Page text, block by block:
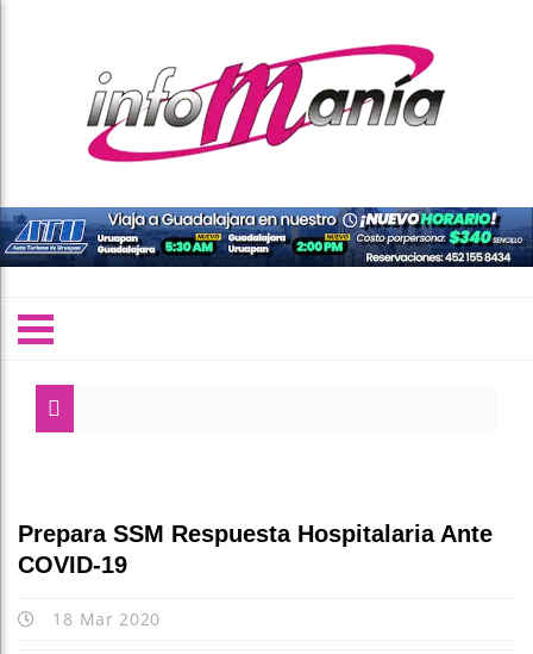
Prepara SSM Respuesta Hospitalaria Ante
COVID-19
18 Mar 2020